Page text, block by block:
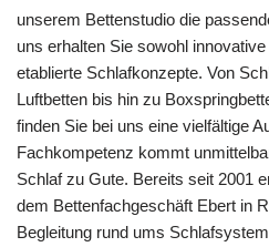
unserem Bettenstudio die
uns erhalten Sie sowohl
etablierte Schlafkonzepte. Von
Luftbetten bis hin zu
finden Sie bei uns eine vielfältige
Fachkompetenz kommt
Schlaf zu Gute. Bereits seit 2001
dem Bettenfachgeschäft Ebert in
Begleitung rund ums